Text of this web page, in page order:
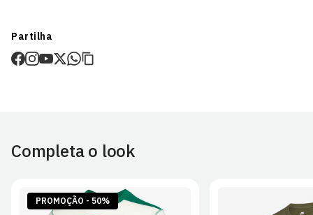
Prazo estimado de entrega varia consoante o destino e método
de envio.
Artigos personalizados não podem ser devolvidos.
de EnvioeDevoluções
Partilha
Completa o look
PROMOÇÃO - 50%